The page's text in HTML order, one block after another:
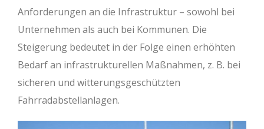
Anforderungen an die Infrastruktur – sowohl bei
Unternehmen als auch bei Kommunen. Die
Steigerung bedeutet in der Folge einen erhöhten
Bedarf an infrastrukturellen Maßnahmen, z. B. bei
sicheren und witterungsgeschützten
Fahrradabstellanlagen.